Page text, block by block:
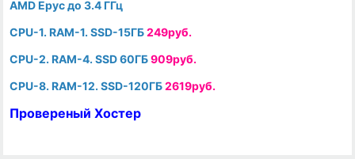
AMD Epyc до 3.4 ГГц
CPU-1. RAM-1. SSD-15ГБ249руб.
CPU-2. RAM-4. SSD 60ГБ909руб.
CPU-8. RAM-12. SSD-120ГБ2619руб.
Провереный Хостер